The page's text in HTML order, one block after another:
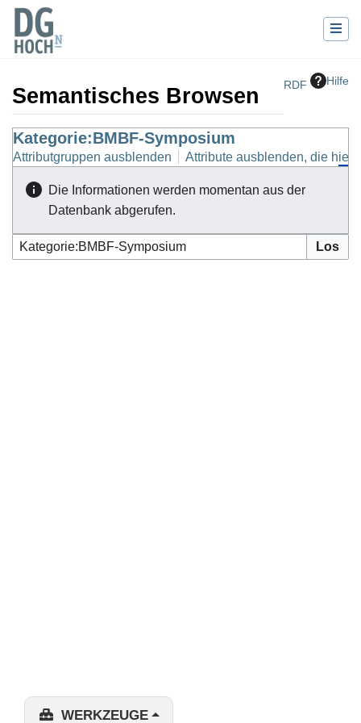
RDF Hilfe
Semantisches Browsen
Wechseln zu:Navigation,Suche
Kategorie:BMBF-Symposium
Attributgruppen ausblenden Attribute ausblenden, die
Die Informationen werden momentan aus der
Datenbank abgerufen.
WERKZEUGE